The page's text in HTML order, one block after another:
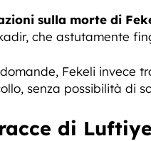
sulla morte di
che astutamente
Fekeli invece
senza possibilità di
di